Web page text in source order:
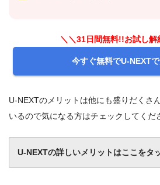
＼＼31日間無料!!お試し解
今すぐ無料でU-NEXT
U-NEXTのメリットは他にも盛りだくさ
いるので気になる方はチェックしてくだ
U-NEXTの詳しいメリットはここをタ